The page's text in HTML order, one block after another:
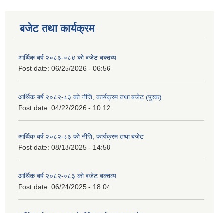
बजेट तथा कार्यक्रम
आर्थिक बर्ष २०८३-०८४ को बजेट बक्तव्य
Post date: 06/25/2026 - 06:56
आर्थिक बर्ष २०८२-८३ को नीति, कार्यक्रम तथा बजेट (पुरक)
Post date: 04/22/2026 - 10:12
आर्थिक बर्ष २०८२-८३ को नीति, कार्यक्रम तथा बजेट
Post date: 08/18/2025 - 14:58
आर्थिक बर्ष २०८२-०८३ को बजेट बक्तव्य
Post date: 06/24/2025 - 18:04